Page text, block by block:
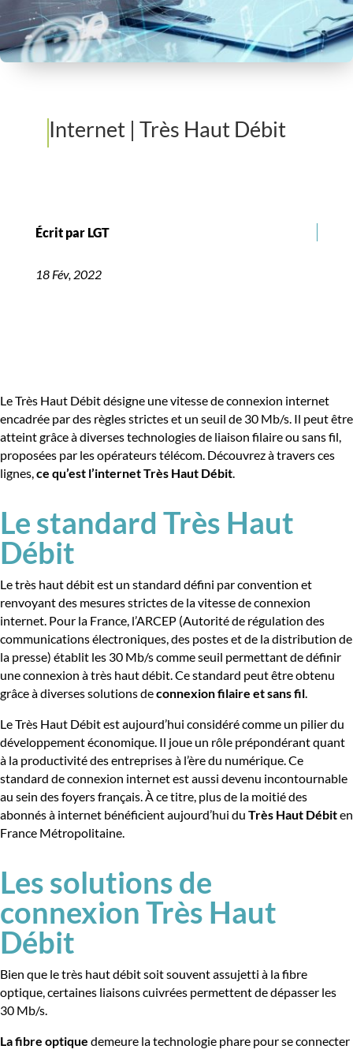
Internet | Très Haut Débit
Écrit par LGT
18 Fév, 2022
Le Très Haut Débit désigne une vitesse de connexion internet
encadrée par des règles strictes et un seuil de 30 Mb/s. Il peut être
atteint grâce à diverses technologies de liaison filaire ou sans fil,
proposées par les opérateurs télécom. Découvrez à travers ces
lignes, ce qu’est l’internet Très Haut Débit
Le standard Très Haut
Débit
Le très haut débit est un standard défini par convention et
renvoyant des mesures strictes de la vitesse de connexion
internet. Pour la France, l’ARCEP (Autorité de régulation des
communications électroniques, des postes et de la distribution de
la presse) établit les 30 Mb/s comme seuil permettant de définir
une connexion à très haut débit. Ce standard peut être obtenu
grâce à diverses solutions deconnexion filaire et sans fil
Le Très Haut Débit est aujourd’hui considéré comme un pilier du
développement économique. Il joue un rôle prépondérant quant
à la productivité des entreprises à l’ère du numérique. Ce
standard de connexion internet est aussi devenu incontournable
au sein des foyers français. À ce titre, plus de la moitié des
abonnés à internet bénéficient aujourd’hui du Très Haut Débiten
France Métropolitaine.
Les solutions de
connexion Très Haut
Débit
Bien que le très haut débit soit souvent assujetti à la fibre
optique, certaines liaisons cuivrées permettent de dépasser les
30 Mb/s.
La fibre optique demeure la technologie phare pour se connecter